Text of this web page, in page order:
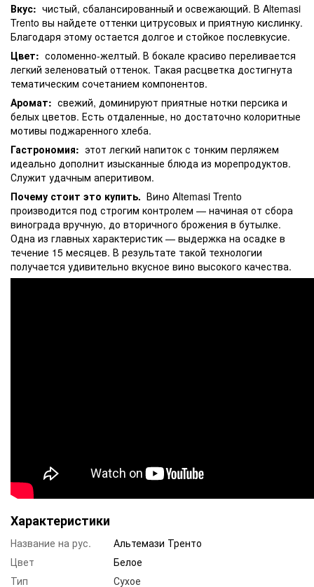
Вкус: чистый, сбалансированный и освежающий. В Altemasi
Trento вы найдете оттенки цитрусовых и приятную кислинку.
Благодаря этому остается долгое и стойкое послевкусие.
Цвет: соломенно-желтый. В бокале красиво переливается
легкий зеленоватый оттенок. Такая расцветка достигнута
тематическим сочетанием компонентов.
Аромат: свежий, доминируют приятные нотки персика и
белых цветов. Есть отдаленные, но достаточно колоритные
мотивы поджаренного хлеба.
Гастрономия: этот легкий напиток с тонким перляжем
идеально дополнит изысканные блюда из морепродуктов.
Служит удачным аперитивом.
Почему стоит это купить. Вино Altemasi Trento
производится под строгим контролем — начиная от сбора
винограда вручную, до вторичного брожения в бутылке.
Одна из главных характеристик — выдержка на осадке в
течение 15 месяцев. В результате такой технологии
получается удивительно вкусное вино высокого качества.
Характеристики
Название на рус.
Альтемази Тренто
Цвет
Белое
Тип
Сухое